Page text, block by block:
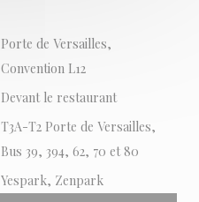
Porte de Versailles,
Convention L12
Devant le restaurant
T3A-T2 Porte de Versailles,
Bus 39, 394, 62, 70 et 80
Yespark, Zenpark